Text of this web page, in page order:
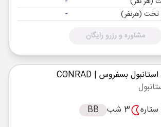
(هرنفر) -
مشاوره و رزرو رایگان
استانبول بسفروس | CONRAD
3 شب BB